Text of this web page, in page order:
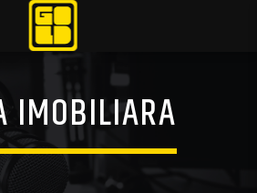
IMOBILIARA